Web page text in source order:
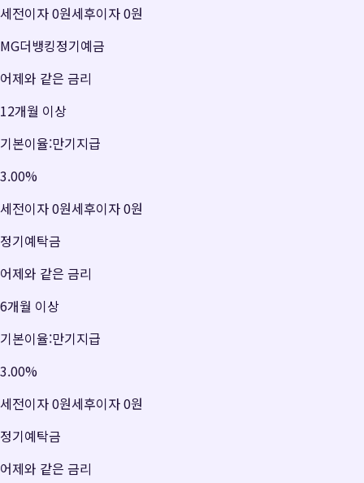
세전이자0원세후이자0원
MG더뱅킹정기예금
어제와 같은 금리
12개월 이상
기본이율:만기지급
3.00%
세전이자0원세후이자0원
정기예탁금
어제와 같은 금리
6개월 이상
기본이율:만기지급
3.00%
세전이자0원세후이자0원
정기예탁금
어제와 같은 금리